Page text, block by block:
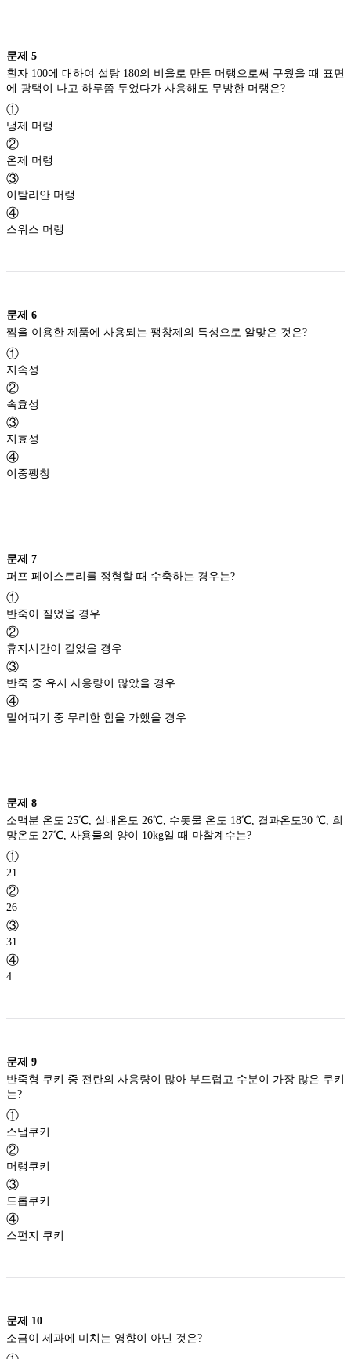
문제 5
흰자 100에 대하여 설탕 180의 비율로 만든 머랭으로써 구웠을 때 표면
에 광택이 나고 하루쯤 두었다가 사용해도 무방한 머랭은?
①
냉제 머랭
②
온제 머랭
③
이탈리안 머랭
④
스위스 머랭
문제 6
찜을 이용한 제품에 사용되는 팽창제의 특성으로 알맞은 것은?
①
지속성
②
속효성
③
지효성
④
이중팽창
문제 7
퍼프 페이스트리를 정형할 때 수축하는 경우는?
①
반죽이 질었을 경우
②
휴지시간이 길었을 경우
③
반죽 중 유지 사용량이 많았을 경우
④
밀어펴기 중 무리한 힘을 가했을 경우
문제 8
소맥분 온도 25℃, 실내온도 26℃, 수돗물 온도 18℃, 결과온도30 ℃, 희
망온도 27℃, 사용물의 양이 10kg일 때 마찰계수는?
①
21
②
26
③
31
④
4
문제 9
반죽형 쿠키 중 전란의 사용량이 많아 부드럽고 수분이 가장 많은 쿠키
는?
①
스냅쿠키
②
머랭쿠키
③
드롭쿠키
④
스펀지 쿠키
문제 10
소금이 제과에 미치는 영향이 아닌 것은?